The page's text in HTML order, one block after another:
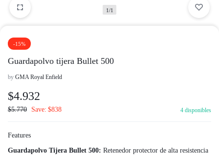
1/1
-15%
Guardapolvo tijera Bullet 500
by GMA Royal Enfield
$4.932
$5.770 Save: $838 4 disponibles
Features
Guardapolvo Tijera Bullet 500: Retenedor protector de alta resistencia